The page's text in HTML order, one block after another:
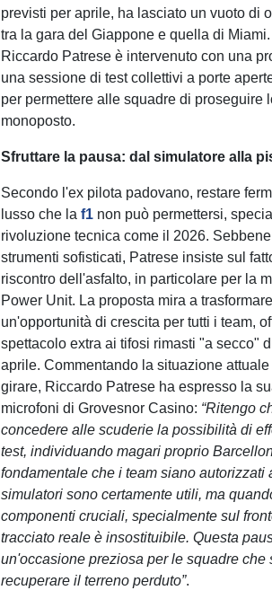
previsti per aprile, ha lasciato un vuoto di
tra la gara del Giappone e quella di
Riccardo Patrese è intervenuto con una
una sessione di test collettivi a porte
per permettere alle squadre di proseguire
monoposto.
Sfruttare la pausa: dal simulatore alla
Secondo l'ex pilota padovano, restare
lusso che laf1 non può permettersi,
rivoluzione tecnica come il 2026.
strumenti sofisticati, Patrese insiste sul
riscontro dell'asfalto, in particolare per la
Power Unit. La proposta mira a
un'opportunità di crescita per tutti i team,
spettacolo extra ai tifosi rimasti "a secco"
aprile. Commentando la situazione
girare, Riccardo Patrese ha espresso la
microfoni di Grovesnor Casino: “Ritengo
concedere alle scuderie la possibilità di
test, individuando magari proprio
fondamentale che i team siano autorizzati
simulatori sono certamente utili, ma
componenti cruciali, specialmente sul
tracciato reale è insostituibile. Questa
un'occasione preziosa per le squadre che
recuperare il terreno perduto”.